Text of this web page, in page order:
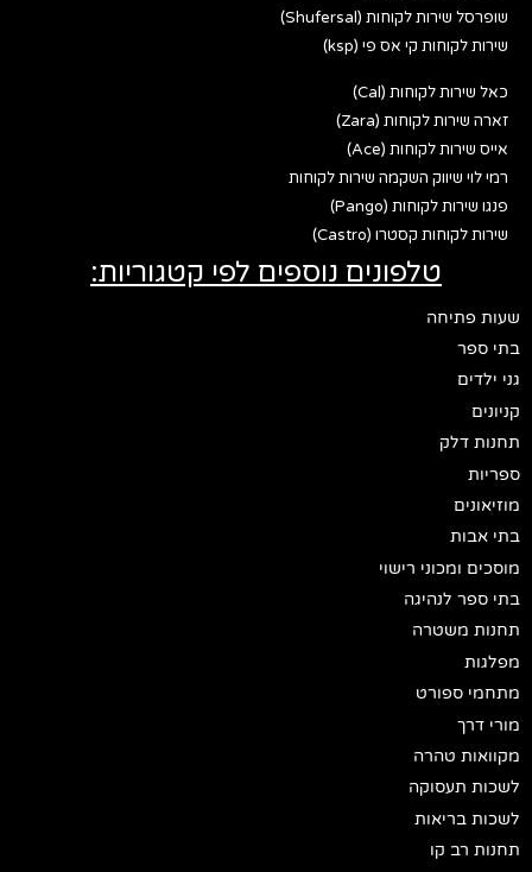
שופרסל שירות לקוחות (Shufersal)
שירות לקוחות קי אס פי (ksp)
כאל שירות לקוחות (Cal)
זארה שירות לקוחות (Zara)
אייס שירות לקוחות (Ace)
רמי לוי שיווק השקמה שירות לקוחות
פנגו שירות לקוחות (Pango)
שירות לקוחות קסטרו (Castro)
טלפונים נוספים לפי קטגוריות:
שעות פתיחה
בתי ספר
גני ילדים
קניונים
תחנות דלק
ספריות
מוזיאונים
בתי אבות
מוסכים ומכוני רישוי
בתי ספר לנהיגה
תחנות משטרה
מפלגות
מתחמי ספורט
מורי דרך
מקוואות טהרה
לשכות תעסוקה
לשכות בריאות
תחנות רב קו